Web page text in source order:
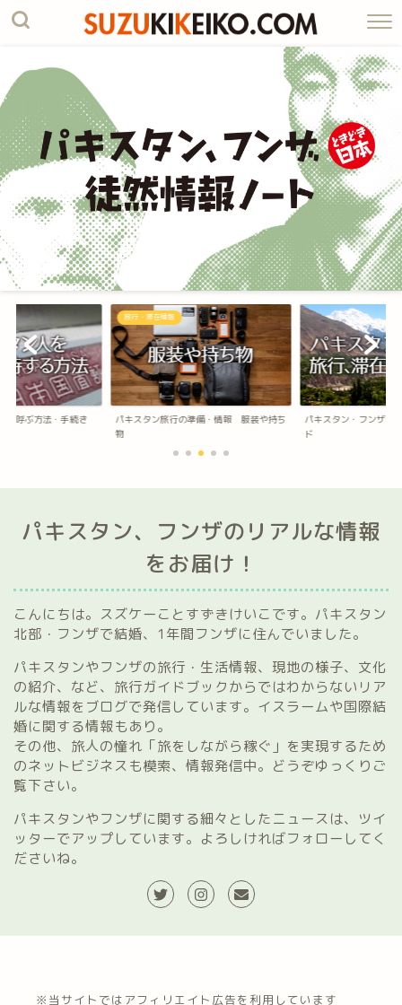
備・情報 服装や持ち
パキスタン・フンザ 旅行、滞在情報ガイ
ド
「旅をしながら稼ぐ」
TIPS
パキスタン、フンザのリアルな情報
をお届け！
こんにちは。スズケーことすずきけいこです。パキスタン
北部・フンザで結婚、1年間フンザに住んでいました。
パキスタンやフンザの旅行・生活情報、現地の様子、文化
の紹介、など、旅行ガイドブックからではわからないリア
ルな情報をブログで発信しています。イスラームや国際結
婚に関する情報もあり。
その他、旅人の憧れ「旅をしながら稼ぐ」を実現するため
のネットビジネスも模索、情報発信中。どうぞゆっくりご
覧下さい。
パキスタンやフンザに関する細々としたニュースは、ツイ
ッターでアップしています。よろしければフォローしてく
ださいね。
※当サイトではアフィリエイト広告を利用しています